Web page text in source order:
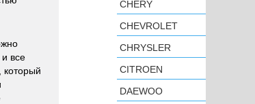
все
, который
CHERY
CHEVROLET
CHRYSLER
CITROEN
DAEWOO